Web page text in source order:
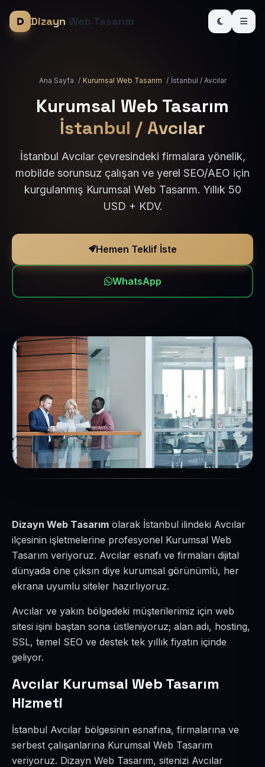
Dizayn Web Tasarım
Ana Sayfa / Kurumsal Web Tasarım / İstanbul / Avcılar
Kurumsal Web Tasarım
İstanbul / Avcılar
İstanbul Avcılar çevresindeki firmalara yönelik,
mobilde sorunsuz çalışan ve yerel SEO/AEO için
kurgulanmış Kurumsal Web Tasarım. Yıllık 50
USD + KDV.
Hemen Teklif İste
WhatsApp
Dizayn Web Tasarım olarak İstanbul ilindeki Avcılar
ilçesinin işletmelerine profesyonel Kurumsal Web
Tasarım veriyoruz. Avcılar esnafı ve firmaları dijital
dünyada öne çıksın diye kurumsal görünümlü, her
ekrana uyumlu siteler hazırlıyoruz.
Avcılar ve yakın bölgedeki müşterilerimiz için web
sitesi işini baştan sona üstleniyoruz; alan adı, hosting,
SSL, temel SEO ve destek tek yıllık fiyatın içinde
geliyor.
Avcılar Kurumsal Web Tasarım
Hizmeti
İstanbul Avcılar bölgesinin esnafına, firmalarına ve
serbest çalışanlarına Kurumsal Web Tasarım
veriyoruz. Dizayn Web Tasarım, sitenizi Avcılar